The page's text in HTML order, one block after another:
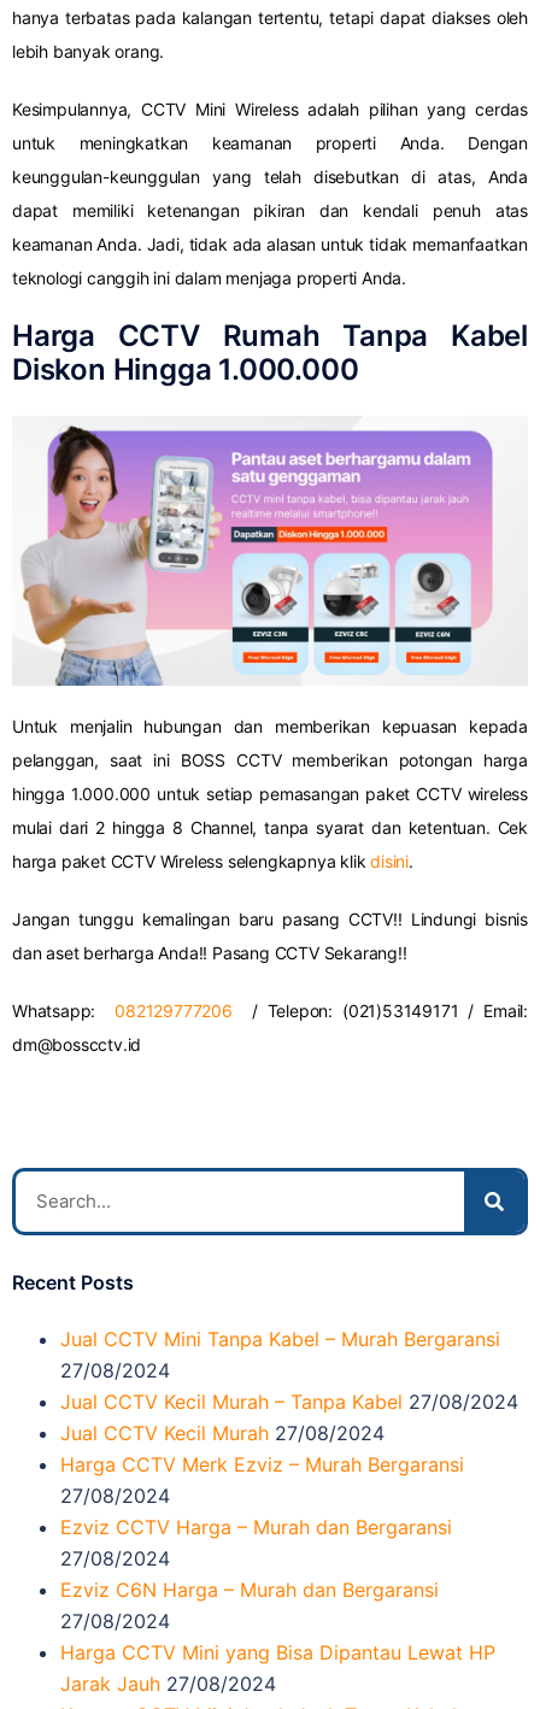
hanya terbatas pada kalangan tertentu, tetapi dapat diakses oleh
lebih banyak orang.
Kesimpulannya, CCTV Mini Wireless adalah pilihan yang cerdas
untuk meningkatkan keamanan properti Anda. Dengan
keunggulan-keunggulan yang telah disebutkan di atas, Anda
dapat memiliki ketenangan pikiran dan kendali penuh atas
keamanan Anda. Jadi, tidak ada alasan untuk tidak memanfaatkan
teknologi canggih ini dalam menjaga properti Anda.
Harga CCTV Rumah Tanpa Kabel
Diskon Hingga 1.000.000
Untuk menjalin hubungan dan memberikan kepuasan kepada
pelanggan, saat ini BOSS CCTV memberikan potongan harga
hingga 1.000.000 untuk setiap pemasangan paket CCTV wireless
mulai dari 2 hingga 8 Channel, tanpa syarat dan ketentuan. Cek
harga paket CCTV Wireless selengkapnya klikdisini.
Jangan tunggu kemalingan baru pasang CCTV!! Lindungi bisnis
dan aset berharga Anda!! Pasang CCTV Sekarang!!
Whatsapp:082129777206 / Telepon: (021)53149171 / Email:
dm@bosscctv.id
Recent Posts
Jual CCTV Mini Tanpa Kabel – Murah Bergaransi
27/08/2024
Jual CCTV Kecil Murah – Tanpa Kabel 27/08/2024
Jual CCTV Kecil Murah 27/08/2024
Harga CCTV Merk Ezviz – Murah Bergaransi
27/08/2024
Ezviz CCTV Harga – Murah dan Bergaransi
27/08/2024
Ezviz C6N Harga – Murah dan Bergaransi
27/08/2024
Harga CCTV Mini yang Bisa Dipantau Lewat HP
Jarak Jauh 27/08/2024